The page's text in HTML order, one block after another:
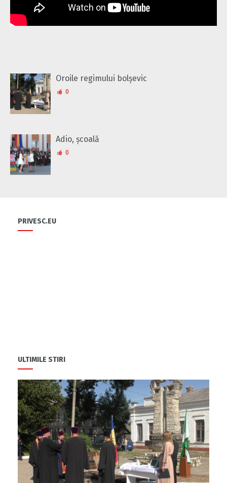
Oroile regimului bolșevic
0
Adio, școală
0
Să ne fiți sănătoși
1
PRIVESC.EU
ULTIMILE STIRI